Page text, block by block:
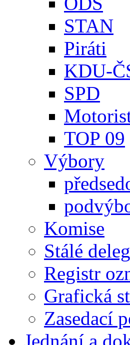
STAN
Piráti
KDU-
SPD
TOP 09
Výbory
Komise
Stálé
Registr
Grafická
Zasedací